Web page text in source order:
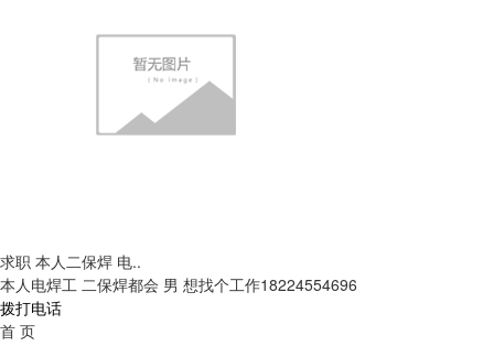
求职 本人二保焊 电..
本人电焊工 二保焊都会 男 想找个工作18224554696
拨打电话
首 页